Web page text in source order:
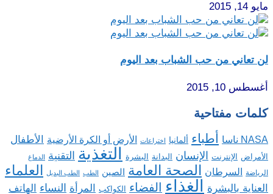
مايو 14, 2015
لن تعاني من حب الشباب بعد اليوم
أغسطس 10, 2015
كلمات مفتاحية
NASA ناسا أطباء ألمانيا اختراعات الأرض أو الكرة الأرضية الأطفال
الأمراض الإنترنت الإنسان البدانة البشرة التغذية التقنية الدماغ
الرياضة السرطان الصحة العامة الصين الطب الطب البديل العلماء
العناية بالبشرة الغذاء الفضاء الكواكب المرأة النساء الهاتف